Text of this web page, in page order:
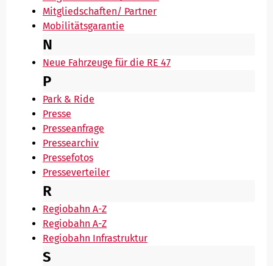
Mitgliedschaften/ Partner
Mobilitätsgarantie
N
Neue Fahrzeuge für die RE 47
P
Park & Ride
Presse
Presseanfrage
Pressearchiv
Pressefotos
Presseverteiler
R
Regiobahn A-Z
Regiobahn A-Z
Regiobahn Infrastruktur
S